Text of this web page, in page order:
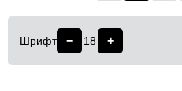
Шрифт − 18 +